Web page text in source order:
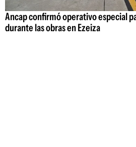
Ancap confirmó operativo especial
durante las obras en Ezeiza